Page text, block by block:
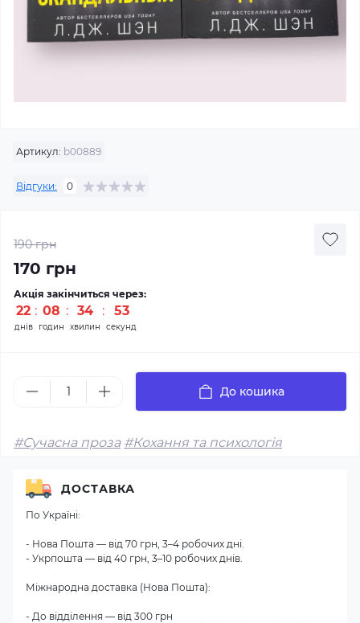
Артикул: b00889
Відгуки: 0
190 грн
170 грн
Акція закінчиться через:
22
днів
: 08
годин
: 34
хвилин
: 53
секунд
До кошика
#Сучасна проза #Кохання та психологія
ДОСТАВКА
По Україні:
- Нова Пошта — від 70 грн, 3–4 робочих дні.
- Укрпошта — від 40 грн, 3–10 робочих днів.
Міжнародна доставка (Нова Пошта):
- До відділення — від 300 грн